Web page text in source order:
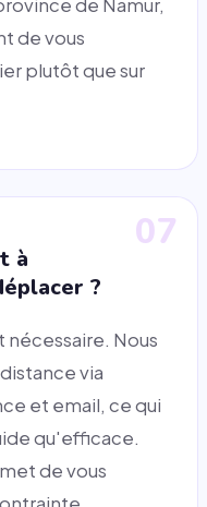
de Namur,
de vous
plutôt que sur
07
à
?
Nous
via
et email, ce qui
qu'efficace.
de vous